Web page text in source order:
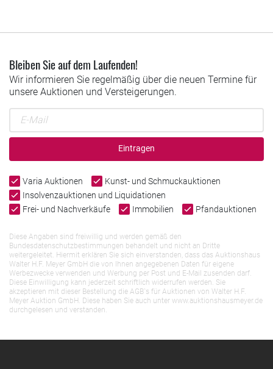
Bleiben Sie auf dem Laufenden!
Wir informieren Sie regelmäßig über die neuen Termine für
unsere Auktionen und Versteigerungen.
Eintragen
Varia Auktionen
Kunst- und Schmuckauktionen
Insolvenzauktionen und Liquidationen
Frei- und Nachverkäufe
Immobilien Pfandauktionen
Diese Angaben sind freiwillig und werden gemäß den
Bundesdatenschutzbestimmungen behandelt und nicht an Dritte
weitergeleitet. Hiermit erklären Sie sich einverstanden, dass das Auktionshaus
Walter H.F. Meyer GmbH die von Ihnen angegebenen Daten für eigene
Werbezwecke verwenden und Werbung per Post und E-Mail zusenden darf.
Diese Einwilligung kann jederzeit schriftlich widerrufen werden. Sie
akzeptieren mit dieser Bestellung die AGB`s für Auktionen von Walter H.F.
Meyer Auktion GmbH. Diese haben Sie auch unter www.auktionshausmeyer.de
durchgelesen und verstanden.